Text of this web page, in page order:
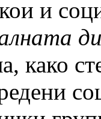
и
како